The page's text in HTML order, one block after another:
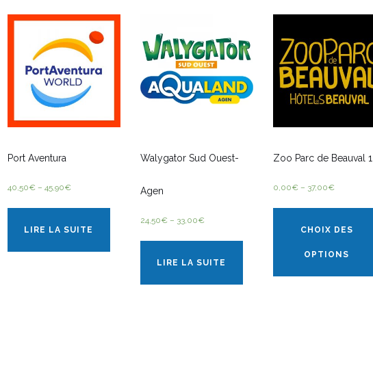
Port Aventura
40,50€– 45,90€
LIRE LA SUITE
Walygator Sud Ouest-
Agen
24,50€– 33,00€
LIRE LA SUITE
Zoo Parc de Beauval
0,00€– 37,00€
CHOIX DES
OPTIONS